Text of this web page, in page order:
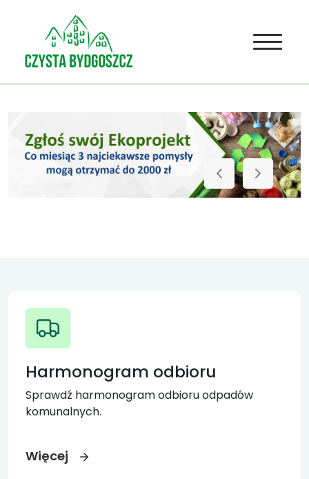
Harmonogram odbioru
Sprawdź harmonogram odbioru odpadów
komunalnych.
Więcej